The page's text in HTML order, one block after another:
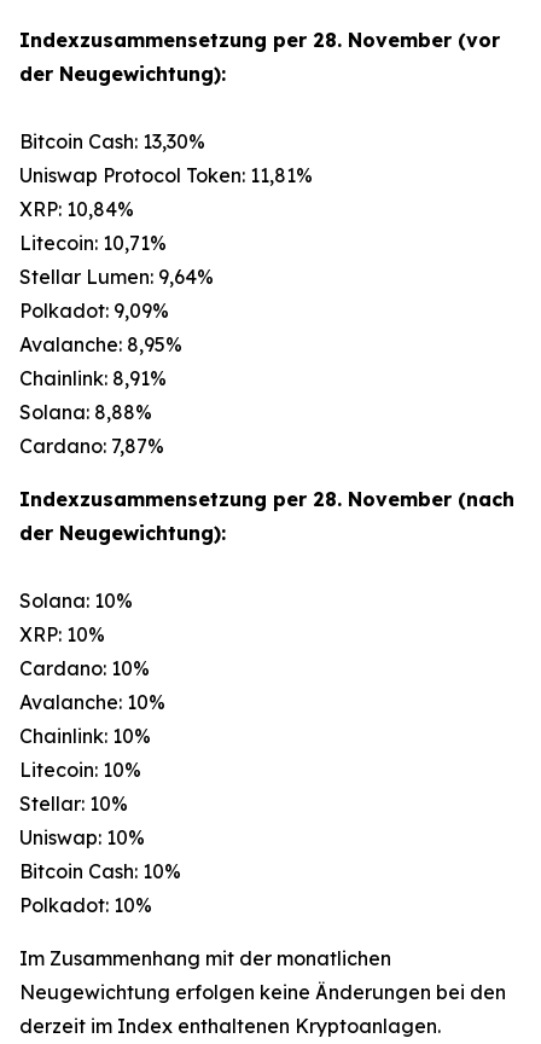
Indexzusammensetzung per 28. November (vor
der Neugewichtung):
Bitcoin Cash: 13,30%
Uniswap Protocol Token: 11,81%
XRP: 10,84%
Litecoin: 10,71%
Stellar Lumen: 9,64%
Polkadot: 9,09%
Avalanche: 8,95%
Chainlink: 8,91%
Solana: 8,88%
Cardano: 7,87%
Indexzusammensetzung per 28. November (nach
der Neugewichtung):
Solana: 10%
XRP: 10%
Cardano: 10%
Avalanche: 10%
Chainlink: 10%
Litecoin: 10%
Stellar: 10%
Uniswap: 10%
Bitcoin Cash: 10%
Polkadot: 10%
Im Zusammenhang mit der monatlichen
Neugewichtung erfolgen keine Änderungen bei den
derzeit im Index enthaltenen Kryptoanlagen.